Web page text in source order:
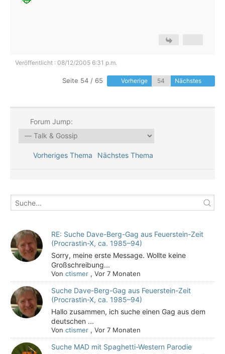
Veröffentlicht : 08/12/2005 6:31 p.m.
Seite 54 / 65 Vorherige Nächstes
Forum Jump:
Vorheriges Thema Nächstes Thema
RE: Suche Dave-Berg-Gag aus Feuerstein-Zeit
(Procrastin-X, ca. 1985–94)
Sorry, meine erste Message. Wollte keine
Großschreibung...
Vonctismer ,Vor 7 Monaten
Suche Dave-Berg-Gag aus Feuerstein-Zeit
(Procrastin-X, ca. 1985–94)
Hallo zusammen, ich suche einen Gag aus dem
deutschen ...
Vonctismer ,Vor 7 Monaten
Suche MAD mit Spaghetti-Western Parodie